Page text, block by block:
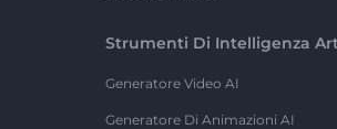
Strumenti Di Intelligenza
Generatore Video AI
Generatore Di Animazioni AI